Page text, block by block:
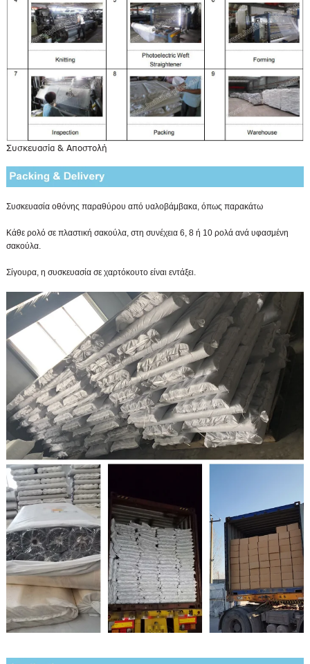
Συσκευασία & Αποστολή
Συσκευασία οθόνης παραθύρου από υαλοβάμβακα, όπως παρακάτω
Κάθε ρολό σε πλαστική σακούλα, στη συνέχεια 6, 8 ή 10 ρολά ανά υφασμένη
σακούλα.
Σίγουρα, η συσκευασία σε χαρτόκουτο είναι εντάξει.